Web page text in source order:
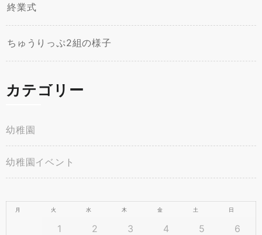
終業式
ちゅうりっぷ2組の様子
カテゴリー
幼稚園
幼稚園イベント
月 火 水 木 金 土 日
1 2 3 4 5
6